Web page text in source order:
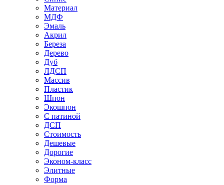
Материал
МДФ
Эмаль
Акрил
Береза
Дерево
Дуб
ЛДСП
Массив
Пластик
Шпон
Экошпон
С патиной
ДСП
Стоимость
Дешевые
Дорогие
Эконом-класс
Элитные
Форма